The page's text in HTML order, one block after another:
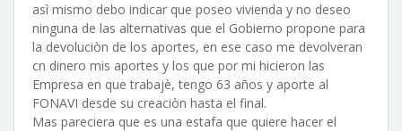
asì mismo debo indicar que poseo vivienda y no deseo
ninguna de las alternativas que el Gobierno propone para
la devoluciòn de los aportes, en ese caso me devolveran
cn dinero mis aportes y los que por mi hicieron las
Empresa en que trabajè, tengo 63 años y aporte al
FONAVI desde su creaciòn hasta el final.
Mas pareciera que es una estafa que quiere hacer el